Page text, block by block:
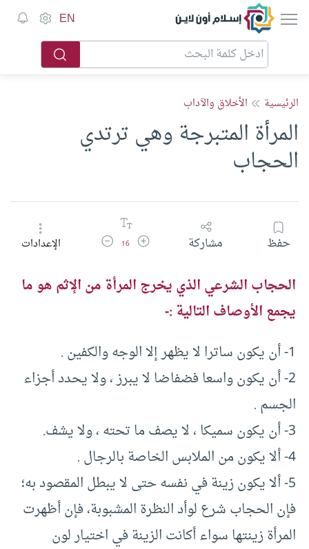
إسلام أون لاين EN
الرئيسية الأخلاق والآداب
المرأة المتبرجة وهي ترتدي
الحجاب
حفظ مشاركة زيادة حجم الخط
16 تقليل حجم الخطالإعدادات
الحجاب الشرعي الذي يخرج المرأة من الإثم هو ما
يجمع الأوصاف التالية :-
1- أن يكون ساترا لا يظهر إلا الوجه والكفين .
2- أن يكون واسعا فضفاضا لا يبرز ، ولا يحدد أجزاء
الجسم .
3- أن يكون سميكا ، لا يصف ما تحته ، ولا يشف.
4- ألا يكون من الملابس الخاصة بالرجال .
5- ألا يكون زينة في نفسه حتى لا يبطل المقصود به؛
فإن الحجاب شرع لوأد النظرة المشبوبة، فإن أظهرت
المرأة زينتها سواء أكانت الزينة في اختيار لون